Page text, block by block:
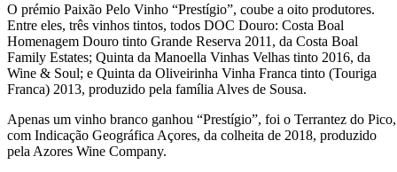
O prémio Paixão Pelo Vinho “Prestígio”, coube a oito produtores.
Entre eles, três vinhos tintos, todos DOC Douro: Costa Boal
Homenagem Douro tinto Grande Reserva 2011, da Costa Boal
Family Estates; Quinta da Manoella Vinhas Velhas tinto 2016, da
Wine & Soul; e Quinta da Oliveirinha Vinha Franca tinto (Touriga
Franca) 2013, produzido pela família Alves de Sousa.
Apenas um vinho branco ganhou “Prestígio”, foi o Terrantez do Pico,
com Indicação Geográfica Açores, da colheita de 2018, produzido
pela Azores Wine Company.